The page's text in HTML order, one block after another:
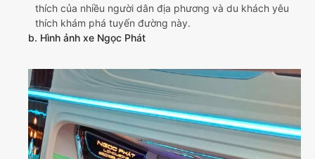
thích của nhiều người dân địa phương và du khách yêu
thích khám phá tuyến đường này.
b. Hình ảnh xe Ngọc Phát